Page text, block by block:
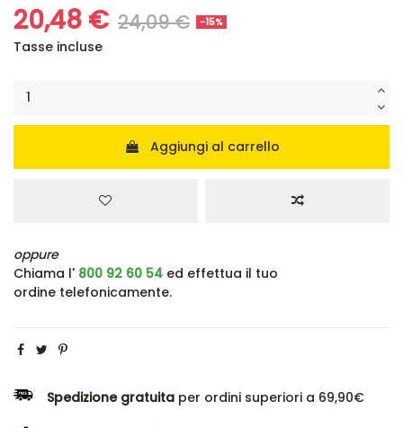
20,48 € 24,09 € -15%
Tasse incluse
Aggiungi al carrello
oppure
Chiama l' 800 92 60 54 ed effettua il tuo
ordine telefonicamente.
Spedizione gratuita per ordini superiori a 69,90€